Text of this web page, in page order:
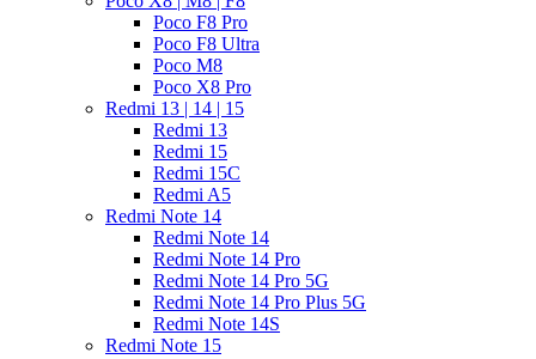
Poco F8 Pro
Poco F8 Ultra
Poco M8
Poco X8 Pro
Redmi 13 | 14 | 15
Redmi 13
Redmi 15
Redmi 15C
Redmi A5
Redmi Note 14
Redmi Note 14
Redmi Note 14 Pro
Redmi Note 14 Pro 5G
Redmi Note 14 Pro Plus 5G
Redmi Note 14S
Redmi Note 15